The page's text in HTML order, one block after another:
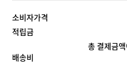
소비자가격
적립금
배송비
총 결제금